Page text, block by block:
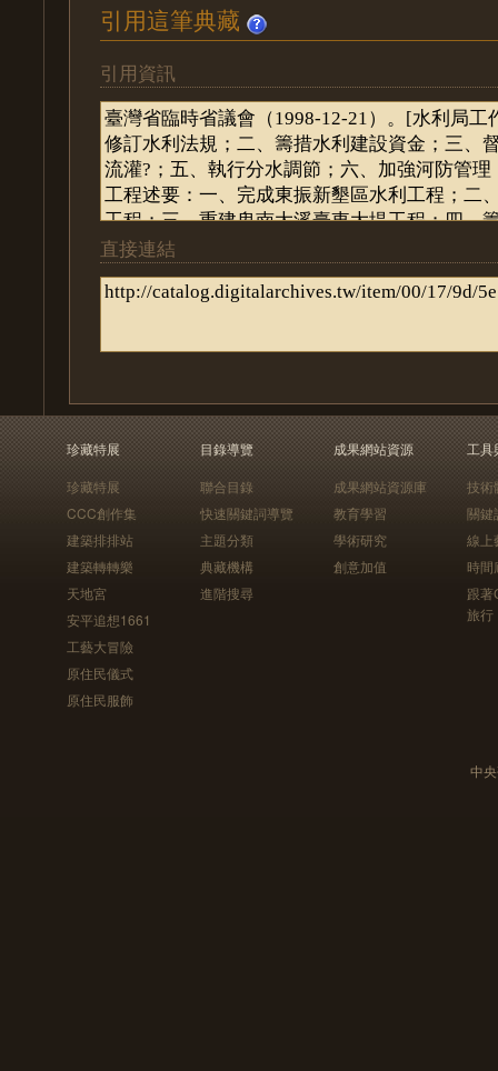
引用這筆典藏
引用資訊
直接連結
珍藏特展
珍藏特展
CCC創作集
建築排排站
建築轉轉樂
天地宮
安平追想1661
工藝大冒險
原住民儀式
原住民服飾
目錄導覽
聯合目錄
快速關鍵詞導覽
主題分類
典藏機構
進階搜尋
成果網站資源
成果網站資源庫
教育學習
學術研究
創意加值
工具
技術
關鍵
線上
時間
跟
旅行
中